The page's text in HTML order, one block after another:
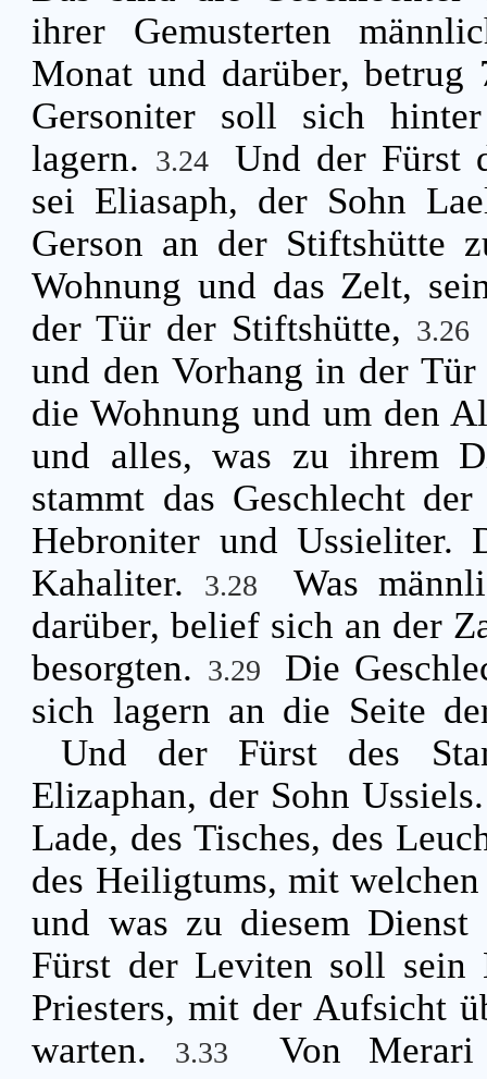
ihrer Gemusterten
Monat und darüber,
Gersoniter soll sich
lagern. 3.24
Und der Fürst
sei Eliasaph, der Sohn
Gerson an der Stiftshütte
Wohnung und das Zelt,
der Tür der Stiftshütte, 3.26
und den Vorhang in der
die Wohnung und um den
und alles, was zu ihrem
stammt das Geschlecht
Hebroniter und Ussieliter.
Kahaliter.
3.28
Was
darüber, belief sich an der
besorgten. 3.29
Die
sich lagern an die Seite
Und der Fürst des
Elizaphan, der Sohn
Lade, des Tisches, des
des Heiligtums, mit
und was zu diesem
Fürst der Leviten soll sein
Priesters, mit der Aufsicht
warten.
3.33
Von